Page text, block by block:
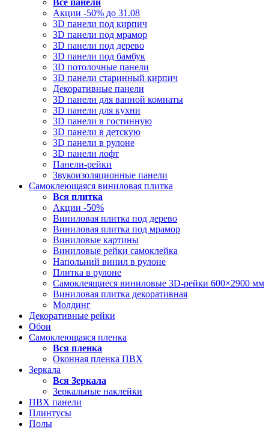
Все панели
Акции -50% до 31.08
3D панели под кирпич
3D панели под мрамор
3D панели под дерево
3D панели под бамбук
3D потолочные панели
3D панели старинный кирпич
Декоративные панели
3D панели для ванной комнаты
3D панели для кухни
3D панели в гостинную
3D панели в детскую
3D панели в рулоне
3D панели лофт
Панели-рейки
Звукоизоляционные панели
Самоклеющаяся виниловая плитка
Вся плитка
Акции -50%
Виниловая плитка под дерево
Виниловая плитка под мрамор
Виниловые картины
Виниловые рейки самоклейка
Напольний винил в рулоне
Плитка в рулоне
Самоклеящиеся виниловые 3D‑рейки 600×2900 мм
Виниловая плитка декоративная
Молдинг
Декоративные рейки
Обои
Самоклеющаяся пленка
Вся пленка
Оконная пленка ПВХ
Зеркала
Вся Зеркала
Зеркальные наклейки
ПВХ панели
Плинтусы
Полы